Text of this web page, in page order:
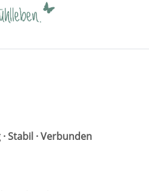
Stabil · Verbunden